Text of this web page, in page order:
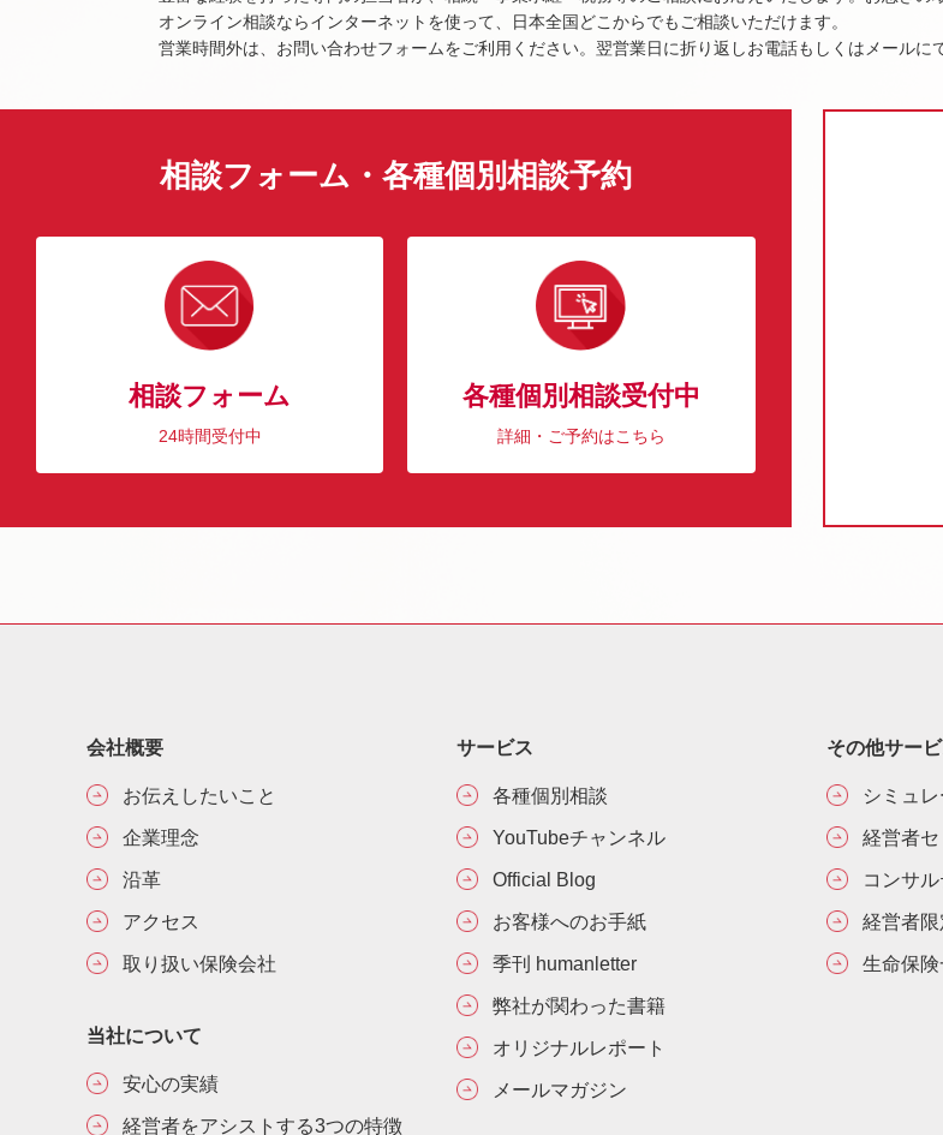
オンライン相談ならインターネットを使って、日本全国どこからでもご相談いただけます。
営業時間外は、お問い合わせフォームをご利用ください。翌営業日に折り返しお電話もしくはメールに
相談フォーム・各種個別相談予約
相談フォーム
24時間受付中
各種個別相談受付中
詳細・ご予約はこちら
会社概要
お伝えしたいこと
企業理念
沿革
アクセス
取り扱い保険会社
当社について
安心の実績
経営者をアシストする3つの特徴
サービス
各種個別相談
YouTubeチャンネル
Official Blog
お客様へのお手紙
季刊 humanletter
弊社が関わった書籍
オリジナルレポート
メールマガジン
その他サー
シミュ
経営者
コンサ
経営者
生命保険